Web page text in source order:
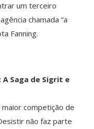
um terceiro
chamada “a
Fanning.
A Saga de Sigrit e
competição de
não faz parte